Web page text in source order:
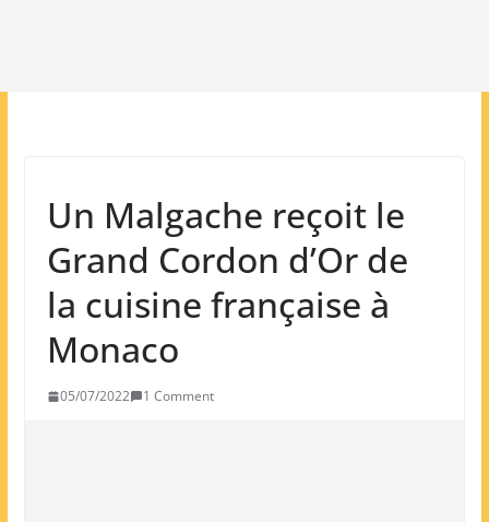
Un Malgache reçoit le
Grand Cordon d’Or de
la cuisine française à
Monaco
05/07/2022 1 Comment